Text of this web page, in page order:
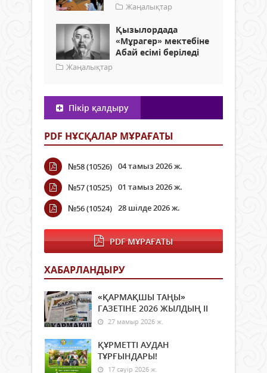
Жаңалықтар
Қызылордада
«Мұрагер» мектебіне
Абай есімі беріледі
Жаңалықтар
Пікір қалдыру
PDF НҰСҚАЛАР МҰРАҒАТЫ
№58 (10526) 04 тамыз 2026 ж.
№57 (10525) 01 тамыз 2026 ж.
№56 (10524) 28 шілде 2026 ж.
PDF МҰРАҒАТЫ
ХАБАРЛАНДЫРУ
«ҚАРМАҚШЫ ТАҢЫ»
ГАЗЕТІНЕ 2026 ЖЫЛДЫҢ ІI
27 мамыр 2026 ж.
ҚҰРМЕТТІ АУДАН
ТҰРҒЫНДАРЫ!
17 сәуір 2026 ж.